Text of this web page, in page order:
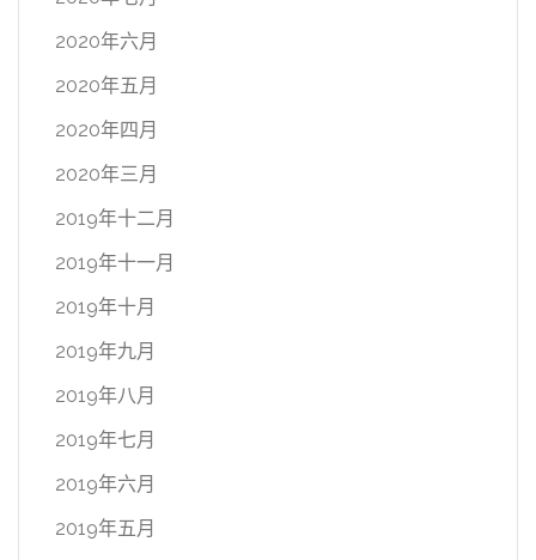
2020年六月
2020年五月
2020年四月
2020年三月
2019年十二月
2019年十一月
2019年十月
2019年九月
2019年八月
2019年七月
2019年六月
2019年五月